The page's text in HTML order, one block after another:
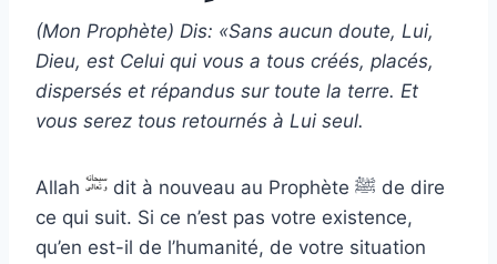
(Mon Prophète) Dis: «Sans aucun doute, Lui,
Dieu, est Celui qui vous a tous créés, placés,
dispersés et répandus sur toute la terre. Et
vous serez tous retournés à Lui seul.
Allah
dit à nouveau au Prophète ﷺ de dire
ce qui suit. Si ce n’est pas votre existence,
qu’en est-il de l’humanité, de votre situation